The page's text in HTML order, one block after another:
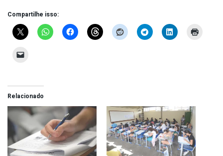
Compartilhe isso:
Relacionado